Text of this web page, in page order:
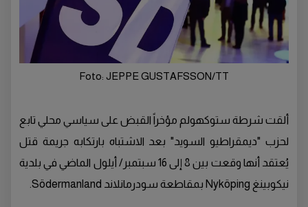
Foto: JEPPE GUSTAFSSON/TT
ألقت شرطة ستوكهولم مؤخراً القبض على سياسي محلي تابع
لحزب "ديمقراطيو السويد" بعد الاشتباه بارتكابه جريمة قتل
يُعتقد أنها وقعت بين 8 إلى 16 سبتمبر/ أيلول الماضي في بلدية
نيكوبينغ Nyköping بمقاطعة سودرمانلاند Södermanland.